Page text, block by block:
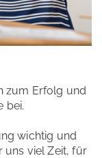
zum Erfolg und
bei.
wichtig und
uns viel Zeit, für